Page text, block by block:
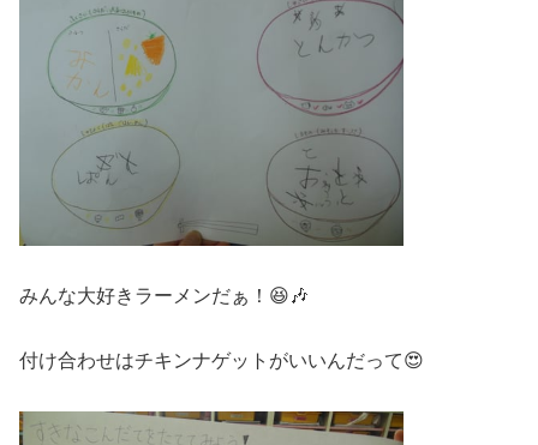
みんな大好きラーメンだぁ！😆🎶
付け合わせはチキンナゲットがいいんだって😍